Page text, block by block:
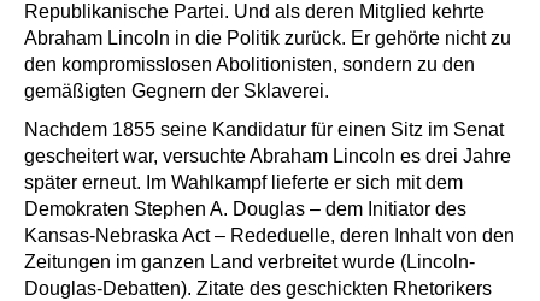
Republikanische Partei. Und als deren Mitglied kehrte
Abraham Lincoln in die Politik zurück. Er gehörte nicht zu
den kompromisslosen Abolitionisten, sondern zu den
gemäßigten Gegnern der Sklaverei.
Nachdem 1855 seine Kandidatur für einen Sitz im Senat
gescheitert war, versuchte Abraham Lincoln es drei Jahre
später erneut. Im Wahlkampf lieferte er sich mit dem
Demokraten Stephen A. Douglas – dem Initiator des
Kansas-Nebraska Act – Rededuelle, deren Inhalt von den
Zeitungen im ganzen Land verbreitet wurde (Lincoln-
Douglas-Debatten). Zitate des geschickten Rhetorikers